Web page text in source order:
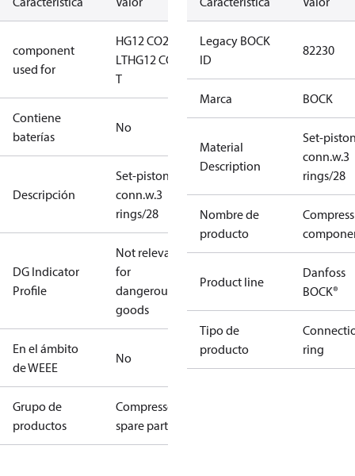
component
used for
HG12 CO2
LTHG12 CO2
T
Contiene
baterías
No
Descripción
Set-piston-
conn.w.3
rings/28
DG Indicator
Profile
Not relevant
for
dangerous
goods
En el ámbito
de WEEE
No
Grupo de
productos
Compressors
spare parts
Legacy BOCK
ID
82230
Marca BOCK
Material
Description
Set-
conn.w.3
rings/28
Nombre de
producto
Product line
Danfoss
BOCK®
Tipo de
producto
ring